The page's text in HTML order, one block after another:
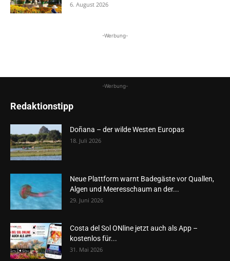
6. August 2026
-Werbung-
-Werbung-
Redaktionstipp
Doñana – der wilde Westen Europas
18. Juli 2026
Neue Plattform warnt Badegäste vor Quallen,
Algen und Meeresschaum an der...
29. Juni 2026
Costa del Sol ONline jetzt auch als App –
kostenlos für...
31. Mai 2026